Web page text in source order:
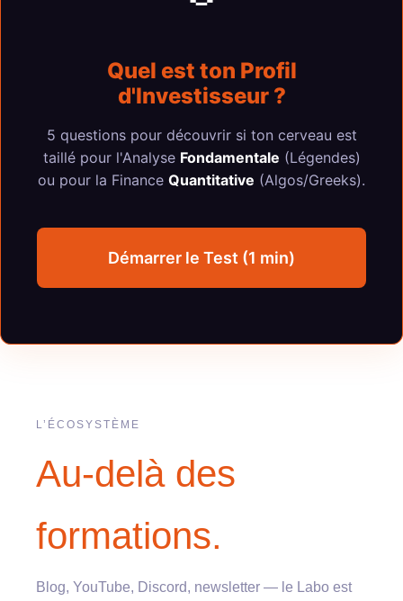
Quel est ton Profil
d'Investisseur ?
5 questions pour découvrir si ton cerveau est
taillé pour l'Analyse Fondamentale (Légendes)
ou pour la Finance Quantitative (Algos/Greeks).
Démarrer le Test (1 min)
L’ÉCOSYSTÈME
Au-delà des
formations.
Blog, YouTube, Discord, newsletter — le Labo est